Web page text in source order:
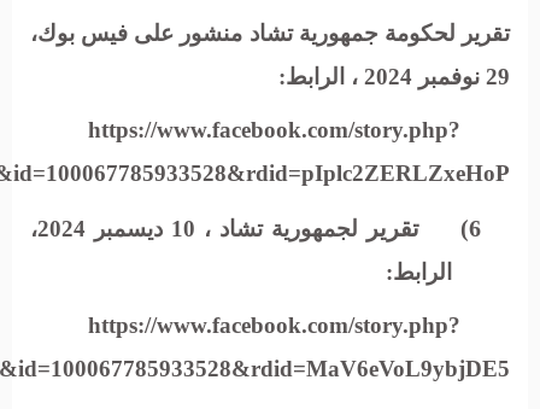
تقرير لحكومة جمهورية تشاد منشور على فيس بوك،
29 نوفمبر 2024 ، الرابط:
https://www.facebook.com/story.php?
6) تقرير
لجمهورية تشاد ، 10 ديسمبر 2024،
الرابط:
https://www.facebook.com/story.php?